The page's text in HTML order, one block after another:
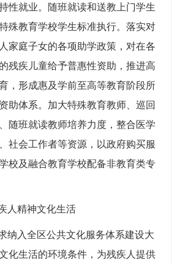
性就业。随班就读和送教上门学生
殊教育学校学生标准执行。落实对
家庭子女的各项助学政策，对在各
残疾儿童给予普惠性资助，推进高
，形成惠及学前至高等教育阶段所
助体系。加大特殊教育教师、巡回
随班就读教师培养力度，整合医学
社会工作者等资源，以政府购买服
校及融合教育学校配备非教育类专
人精神文化生活
纳入全区公共文化服务体系建设大
化生活的环境条件，为残疾人提供